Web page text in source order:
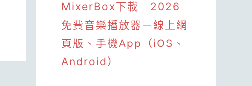
MixerBox下載｜2026
免費音樂播放器－線上網
頁版、手機App（iOS、
Android）